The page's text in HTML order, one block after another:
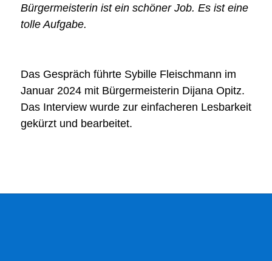
Bürgermeisterin ist ein schöner Job. Es ist eine
tolle Aufgabe.
Das Gespräch führte Sybille Fleischmann im
Januar 2024 mit Bürgermeisterin Dijana Opitz.
Das Interview wurde zur einfacheren Lesbarkeit
gekürzt und bearbeitet.